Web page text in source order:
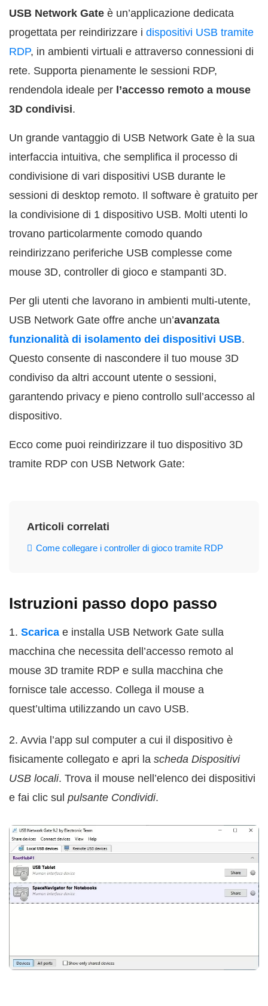
USB Network Gate è un’applicazione dedicata
progettata per reindirizzare i dispositivi USB tramite
RDP, in ambienti virtuali e attraverso connessioni di
rete. Supporta pienamente le sessioni RDP,
rendendola ideale per l’accesso remoto a mouse
3D condivisi.
Un grande vantaggio di USB Network Gate è la sua
interfaccia intuitiva, che semplifica il processo di
condivisione di vari dispositivi USB durante le
sessioni di desktop remoto. Il software è gratuito per
la condivisione di 1 dispositivo USB. Molti utenti lo
trovano particolarmente comodo quando
reindirizzano periferiche USB complesse come
mouse 3D, controller di gioco e stampanti 3D.
Per gli utenti che lavorano in ambienti multi-utente,
USB Network Gate offre anche un’avanzata
funzionalità di isolamento dei dispositivi USB.
Questo consente di nascondere il tuo mouse 3D
condiviso da altri account utente o sessioni,
garantendo privacy e pieno controllo sull’accesso al
dispositivo.
Ecco come puoi reindirizzare il tuo dispositivo 3D
tramite RDP con USB Network Gate:
Articoli correlati
Come collegare i controller di gioco tramite RDP
Istruzioni passo dopo passo
1. Scarica e installa USB Network Gate sulla
macchina che necessita dell’accesso remoto al
mouse 3D tramite RDP e sulla macchina che
fornisce tale accesso. Collega il mouse a
quest’ultima utilizzando un cavo USB.
2. Avvia l’app sul computer a cui il dispositivo è
fisicamente collegato e apri la scheda Dispositivi
USB locali. Trova il mouse nell’elenco dei dispositivi
e fai clic sul pulsante Condividi.